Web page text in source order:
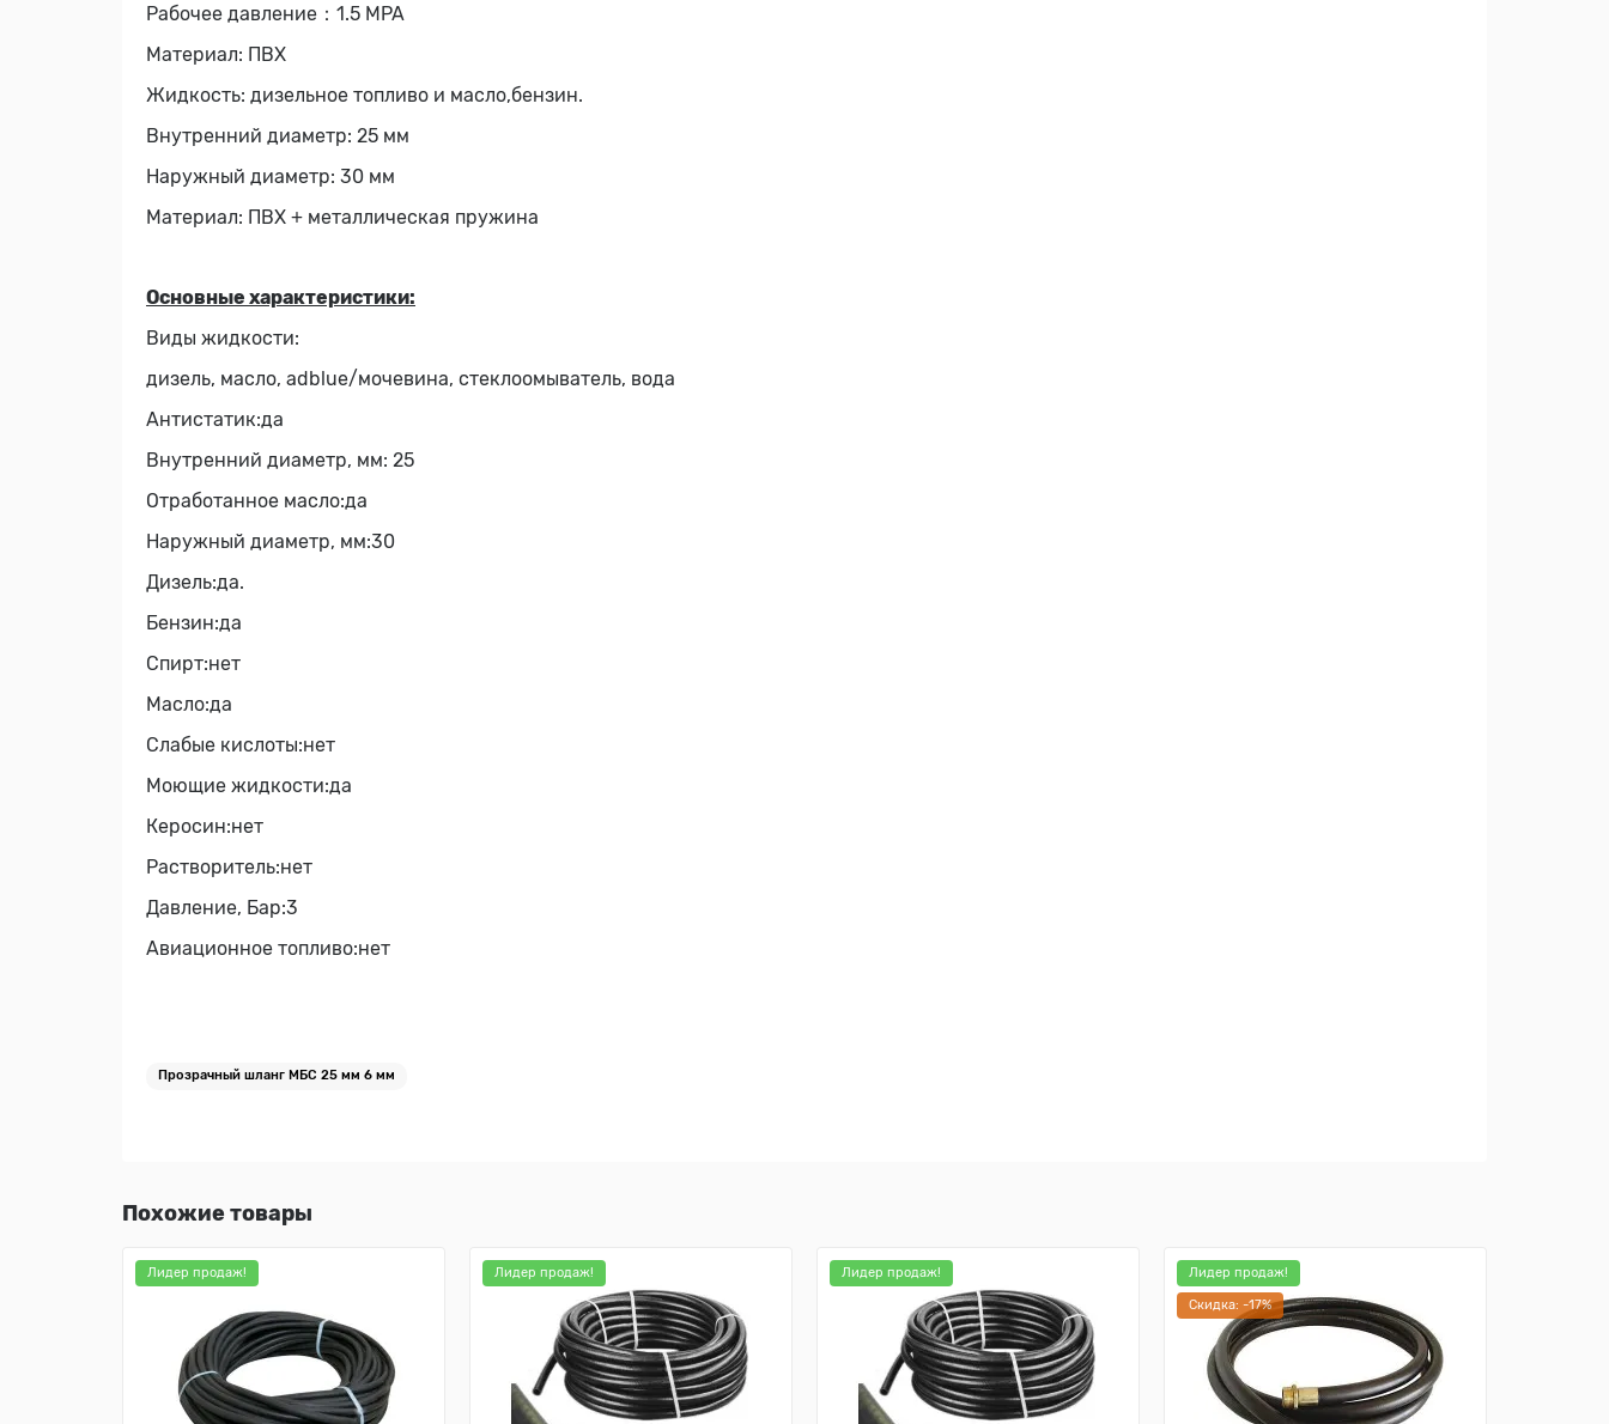
Рабочее давление：1.5 MPA
Материал: ПВХ
Жидкость: дизельное топливо и масло,бензин.
Внутренний диаметр: 25 мм
Наружный диаметр: 30 мм
Материал: ПВХ + металлическая пружина
Основные характеристики:
Виды жидкости:
дизель, масло, adblue/мочевина, стеклоомыватель, вода
Антистатик:да
Внутренний диаметр, мм: 25
Отработанное масло:да
Наружный диаметр, мм:30
Дизель:да.
Бензин:да
Спирт:нет
Масло:да
Слабые кислоты:нет
Моющие жидкости:да
Керосин:нет
Растворитель:нет
Давление, Бар:3
Авиационное топливо:нет
Прозрачный шланг МБС 25 мм 6 мм
Похожие товары
Лидер продаж! Лидер продаж! Лидер продаж! Лидер продаж!
Cкидка: -17%